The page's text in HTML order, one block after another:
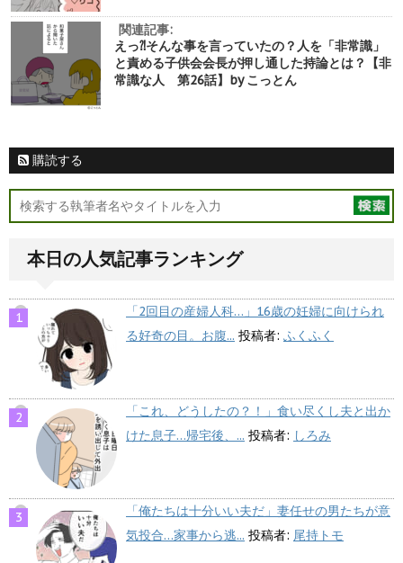
関連記事:
えっ⁈そんな事を言っていたの？人を「非常識」
と責める子供会会長が押し通した持論とは？【非
常識な人 第26話】by こっとん
購読する
本日の人気記事ランキング
「2回目の産婦人科…」16歳の妊婦に向けられ
る好奇の目。お腹... 投稿者: ふくふく
「これ、どうしたの？！」食い尽くし夫と出か
けた息子…帰宅後、... 投稿者: しろみ
「俺たちは十分いい夫だ」妻任せの男たちが意
気投合…家事から逃... 投稿者: 尾持トモ